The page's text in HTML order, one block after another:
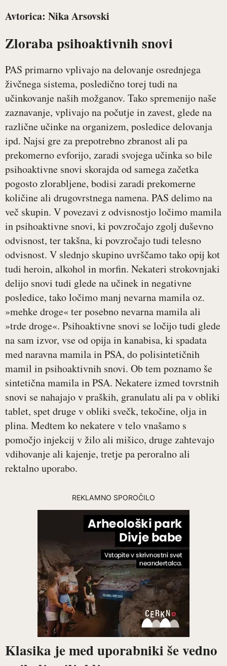
Avtorica: Nika Arsovski
Zloraba psihoaktivnih snovi
PAS primarno vplivajo na delovanje osrednjega
živčnega sistema, posledično torej tudi na
učinkovanje naših možganov. Tako spremenijo naše
zaznavanje, vplivajo na počutje in zavest, glede na
različne učinke na organizem, posledice delovanja
ipd. Najsi gre za prepotrebno zbranost ali pa
prekomerno evforijo, zaradi svojega učinka so bile
psihoaktivne snovi skorajda od samega začetka
pogosto zlorabljene, bodisi zaradi prekomerne
količine ali drugovrstnega namena. PAS delimo na
več skupin. V povezavi z odvisnostjo ločimo mamila
in psihoaktivne snovi, ki povzročajo zgolj duševno
odvisnost, ter takšna, ki povzročajo tudi telesno
odvisnost. V slednjo skupino uvrščamo tako opij kot
tudi heroin, alkohol in morfin. Nekateri strokovnjaki
delijo snovi tudi glede na učinek in negativne
posledice, tako ločimo manj nevarna mamila oz.
»mehke droge« ter posebno nevarna mamila ali
»trde droge«. Psihoaktivne snovi se ločijo tudi glede
na sam izvor, vse od opija in kanabisa, ki spadata
med naravna mamila in PSA, do polisintetičnih
mamil in psihoaktivnih snovi. Ob tem poznamo še
sintetična mamila in PSA. Nekatere izmed tovrstnih
snovi se nahajajo v praških, granulatu ali pa v obliki
tablet, spet druge v obliki svečk, tekočine, olja in
plina. Medtem ko nekatere v telo vnašamo s
pomočjo injekcij v žilo ali mišico, druge zahtevajo
vdihovanje ali kajenje, tretje pa peroralno ali
rektalno uporabo.
REKLAMNO SPOROČILO
Klasika je med uporabniki še vedno